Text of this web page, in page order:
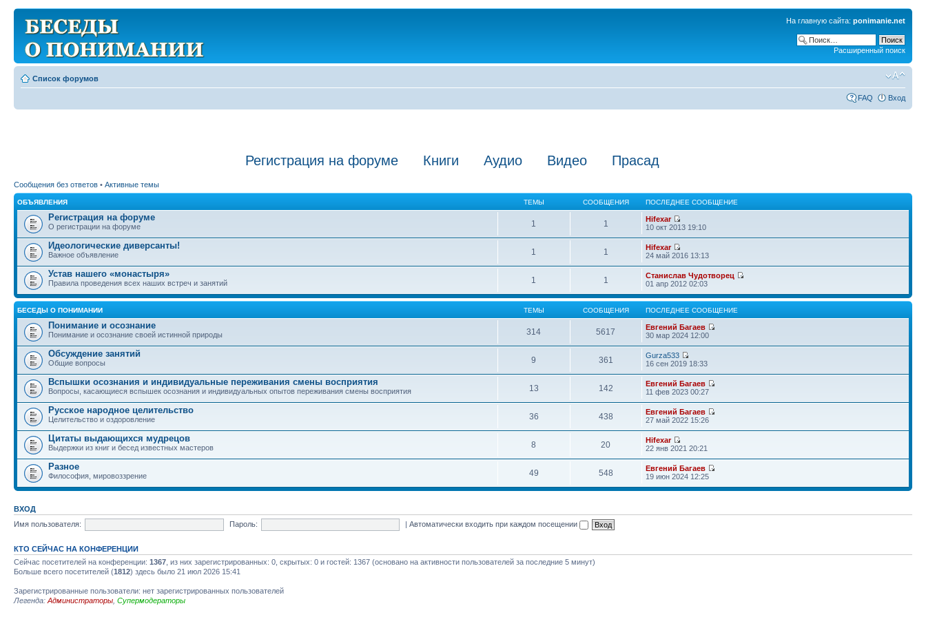
На главную сайта: ponimanie.net
Расширенный поиск
Список форумов
FAQ Вход
Регистрация на форуме Книги Аудио Видео Прасад
Сообщения без ответов • Активные темы
ОБЪЯВЛЕНИЯ ТЕМЫ СООБЩЕНИЯ ПОСЛЕДНЕЕ СООБЩЕНИЕ
Регистрация на форуме
О регистрации на форуме 1 1
Hifexar
10 окт 2013 19:10
Идеологические диверсанты!
Важное объявление 1 1
Hifexar
24 май 2016 13:13
Устав нашего «монастыря»
Правила проведения всех наших встреч и занятий 1 1
Станислав Чудотворец
01 апр 2012 02:03
БЕСЕДЫ О ПОНИМАНИИ ТЕМЫ СООБЩЕНИЯ ПОСЛЕДНЕЕ СООБЩЕНИЕ
Понимание и осознание
Понимание и осознание своей истинной природы 314 5617
Евгений Багаев
30 мар 2024 12:00
Обсуждение занятий
Общие вопросы 9 361
Gurza533
16 сен 2019 18:33
Вспышки осознания и индивидуальные переживания смены восприятия
Вопросы, касающиеся вспышек осознания и индивидуальных опытов переживания смены восприятия 13 142
Евгений Багаев
11 фев 2023 00:27
Русское народное целительство
Целительство и оздоровление 36 438
Евгений Багаев
27 май 2022 15:26
Цитаты выдающихся мудрецов
Выдержки из книг и бесед известных мастеров 8 20
Hifexar
22 янв 2021 20:21
Разное
Философия, мировоззрение 49 548
Евгений Багаев
19 июн 2024 12:25
ВХОД
Имя пользователя:
Пароль: |Автоматически входить при каждом посещении
КТО СЕЙЧАС НА КОНФЕРЕНЦИИ
Сейчас посетителей на конференции: 1367 , из них зарегистрированных: 0, скрытых: 0 и гостей: 1367 (основано на активности пользователей за последние 5 минут)
Больше всего посетителей (1812) здесь было 21 июл 2026 15:41
Зарегистрированные пользователи: нет зарегистрированных пользователей
Легенда: Администраторы Супермодераторы